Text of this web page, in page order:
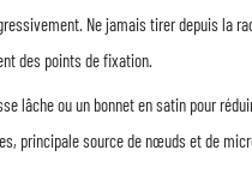
Ne jamais tirer depuis la
des points de fixation.
lâche ou un bonnet en satin pour
principale source de nœuds et de